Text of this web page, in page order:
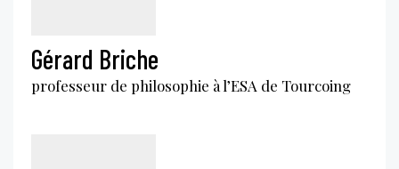
Gérard Briche
professeur de philosophie à l’ESA de Tourcoing